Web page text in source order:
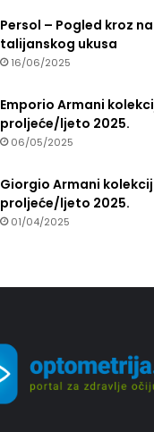
Persol – Pogled kroz
talijanskog ukusa
16/06/2025
Emporio Armani
proljeće/ljeto 2025.
06/05/2025
Giorgio Armani
proljeće/ljeto 2025.
01/04/2025